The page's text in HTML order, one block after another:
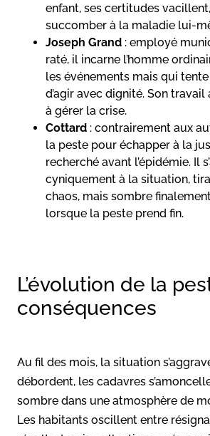
enfant, ses certitudes
succomber à la maladie lui-
Joseph Grand : employé
raté, il incarne l’homme
les événements mais qui
d’agir avec dignité. Son
à gérer la crise.
Cottard : contrairement aux
la peste pour échapper à la
recherché avant l’épidémie. Il
cyniquement à la situation,
chaos, mais sombre
lorsque la peste prend fin.
L’évolution de la
conséquences
Au fil des mois, la situation
débordent, les cadavres
sombre dans une atmosphère de
Les habitants oscillent entre